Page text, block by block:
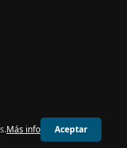
Más info Aceptar